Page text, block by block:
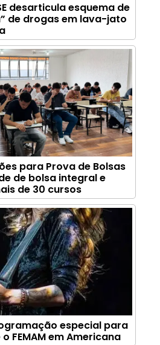
desarticula esquema de
de drogas em lava-jato
para Prova de Bolsas
de bolsa integral e
de 30 cursos
especial para
FEMAM em Americana